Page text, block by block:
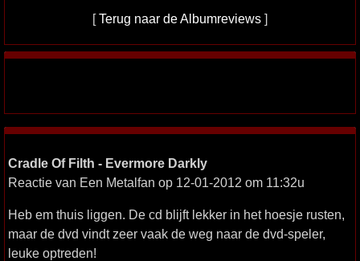
[Terug naar de Albumreviews ]
Cradle Of Filth - Evermore Darkly
Reactie van Een Metalfan op 12-01-2012 om 11:32u
Heb em thuis liggen. De cd blijft lekker in het hoesje rusten,
maar de dvd vindt zeer vaak de weg naar de dvd-speler,
leuke optreden!